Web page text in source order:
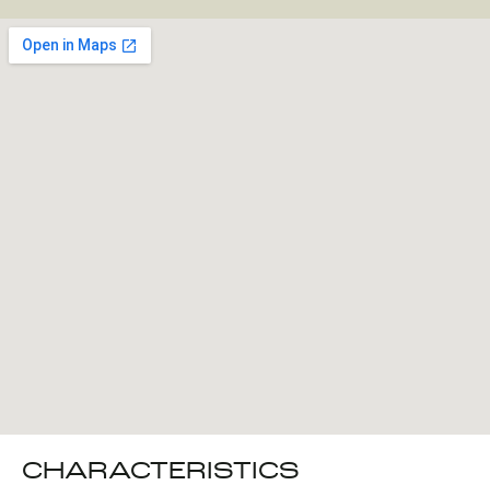
CHARACTERISTICS